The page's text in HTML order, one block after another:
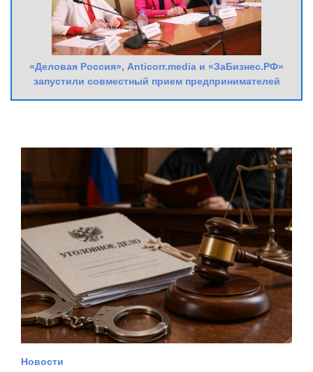
«Деловая Россия», Anticorr.media и «ЗаБизнес.РФ»
запустили совместный прием предпринимателей
Новости